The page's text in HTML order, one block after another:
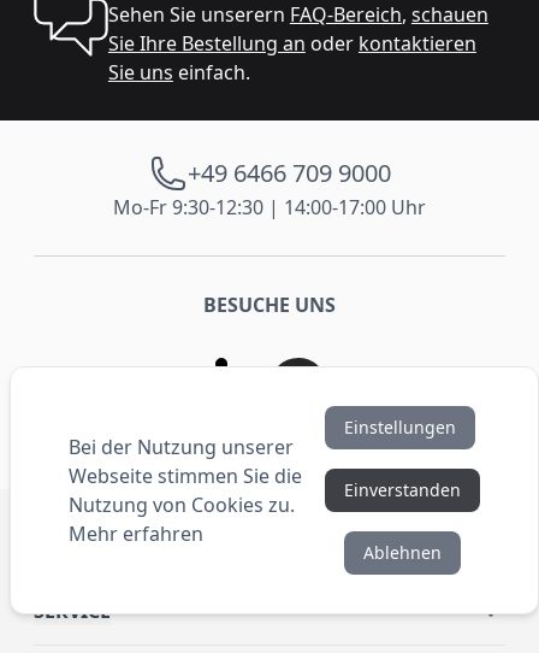
Sehen Sie unserern FAQ-Bereich, schauen
Sie Ihre Bestellung an oder kontaktieren
Sie uns einfach.
+49 6466 709 9000
Mo-Fr 9:30-12:30 | 14:00-17:00 Uhr
BESUCHE UNS
SHOP
SERVICE
Bei der Nutzung unserer
Webseite stimmen Sie die
Nutzung von Cookies zu.
Mehr erfahren
Einstellungen
Einverstanden
Ablehnen